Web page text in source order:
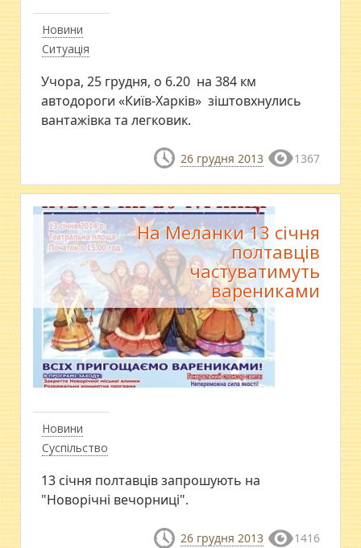
Новини
Ситуація
Учора, 25 грудня, о 6.20 на 384 км
автодороги «Київ-Харків» зіштовхнулись
вантажівка та легковик.
26 грудня 2013 1367
Новини
Суспільство
На Меланки 13 січня
полтавців
частуватимуть
варениками
13 січня полтавців запрошують на
"Новорічні вечорниці".
26 грудня 2013 1416